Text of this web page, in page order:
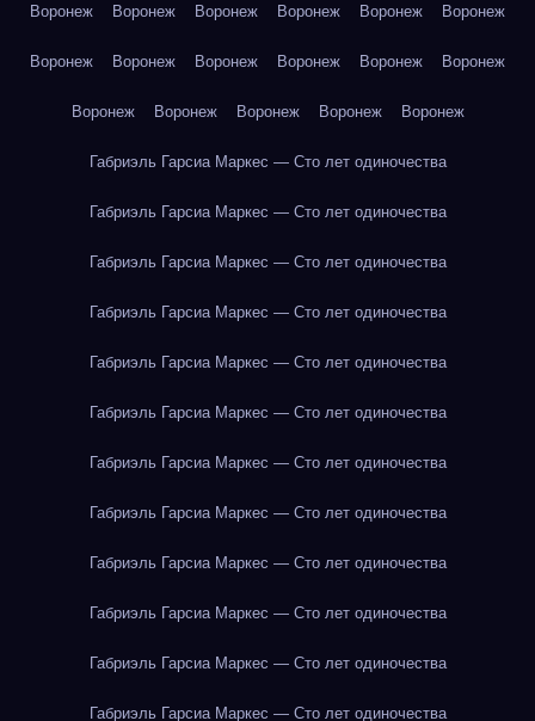
Воронеж Воронеж Воронеж Воронеж Воронеж Воронеж
Воронеж Воронеж Воронеж Воронеж Воронеж Воронеж
Воронеж Воронеж Воронеж Воронеж Воронеж
Габриэль Гарсиа Маркес — Сто лет одиночества
Габриэль Гарсиа Маркес — Сто лет одиночества
Габриэль Гарсиа Маркес — Сто лет одиночества
Габриэль Гарсиа Маркес — Сто лет одиночества
Габриэль Гарсиа Маркес — Сто лет одиночества
Габриэль Гарсиа Маркес — Сто лет одиночества
Габриэль Гарсиа Маркес — Сто лет одиночества
Габриэль Гарсиа Маркес — Сто лет одиночества
Габриэль Гарсиа Маркес — Сто лет одиночества
Габриэль Гарсиа Маркес — Сто лет одиночества
Габриэль Гарсиа Маркес — Сто лет одиночества
Габриэль Гарсиа Маркес — Сто лет одиночества